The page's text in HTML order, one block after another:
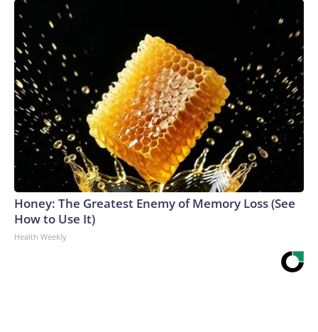
como Foro Penal, que afirma que en Venezuela todavía hay
más de 380 presos políticos.The-CNN-Wire™ & © 2026
Cable News Network, Inc., a Warner Bros. Discovery
Company. All rights reserved.
Honey: The Greatest Enemy of Memory Loss (See
How to Use It)
Health Weekly